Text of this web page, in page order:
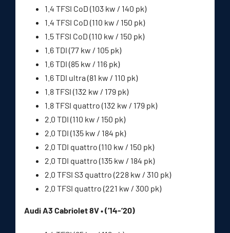
1.4 TFSI CoD (103 kw / 140 pk)
1.4 TFSI CoD (110 kw / 150 pk)
1.5 TFSI CoD (110 kw / 150 pk)
1.6 TDI (77 kw / 105 pk)
1.6 TDI (85 kw / 116 pk)
1.6 TDI ultra (81 kw / 110 pk)
1.8 TFSI (132 kw / 179 pk)
1.8 TFSI quattro (132 kw / 179 pk)
2.0 TDI (110 kw / 150 pk)
2.0 TDI (135 kw / 184 pk)
2.0 TDI quattro (110 kw / 150 pk)
2.0 TDI quattro (135 kw / 184 pk)
2.0 TFSI S3 quattro (228 kw / 310 pk)
2.0 TFSI quattro (221 kw / 300 pk)
Audi A3 Cabriolet 8V • (’14-’20)